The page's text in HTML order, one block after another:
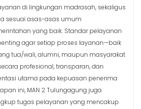
di lingkungan madrasah, sekaligus
sesuai asas-asas umum
yang baik. Standar pelayanan
agar setiap proses layanan—baik
tua/wali, alumni, maupun masyarakat
profesional, transparan, dan
utama pada kepuasan penerima
ini, MAN 2 Tulungagung juga
tugas pelayanan yang mencakup